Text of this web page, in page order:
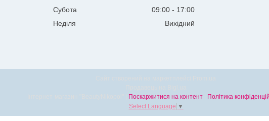
Субота
09:00
17:00
Неділя
Вихідний
Поскаржитися на контент
Політика
Select Language ▼